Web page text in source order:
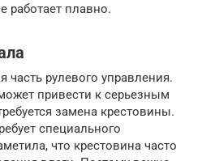
работает плавно.
часть рулевого управления.
привести к серьезным
замена крестовины.
специального
что крестовина часто